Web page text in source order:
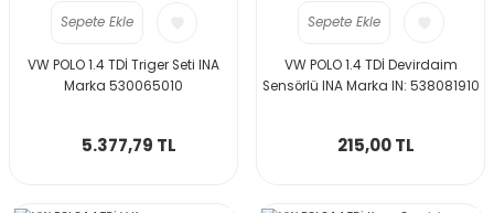
Sepete Ekle
VW POLO 1.4 TDİ Triger Seti INA
Marka 530065010
5.377,79 TL
Sepete Ekle
VW POLO 1.4 TDİ Devirdaim
Sensörlü INA Marka IN: 538081910
215,00 TL